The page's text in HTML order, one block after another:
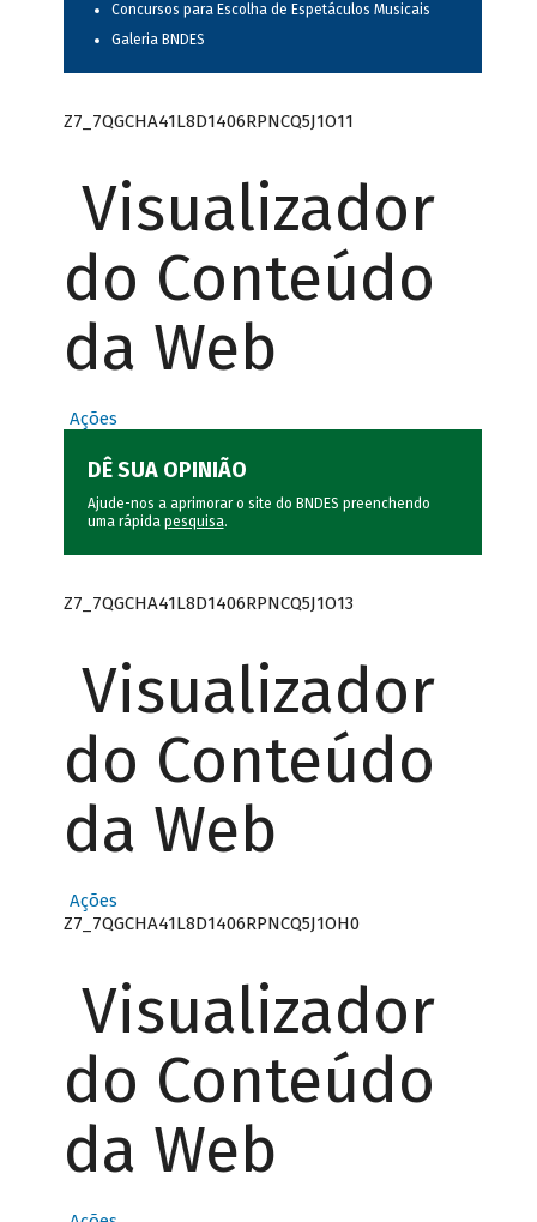
Concursos para Escolha de Espetáculos Musicais
Galeria BNDES
Z7_7QGCHA41L8D1406RPNCQ5J1O11
Visualizador
do Conteúdo
da Web
Ações
DÊ SUA OPINIÃO
Ajude-nos a aprimorar o site do BNDES preenchendo
uma rápida pesquisa.
Z7_7QGCHA41L8D1406RPNCQ5J1O13
Visualizador
do Conteúdo
da Web
Ações
Z7_7QGCHA41L8D1406RPNCQ5J1OH0
Visualizador
do Conteúdo
da Web